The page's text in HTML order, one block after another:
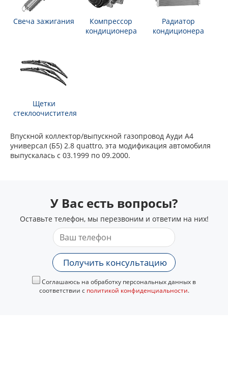
Свеча зажигания
Компрессор
кондиционера
Радиатор
кондиционера
Щетки
стеклоочистителя
Впускной коллектор/выпускной газопровод Ауди А4
универсал (Б5) 2.8 quattro, эта модификация автомобиля
выпускалась с 03.1999 по 09.2000.
У Вас есть вопросы?
Оставьте телефон, мы перезвоним и ответим на них!
Получить консультацию
Соглашаюсь на обработку персональных данных в
соответствии с политикой конфиденциальности.